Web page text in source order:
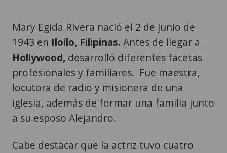
Mary Egida Rivera nació el 2 de junio de
1943 en Iloilo, Filipinas. Antes de llegar a
Hollywood, desarrolló diferentes facetas
profesionales y familiares. Fue maestra,
locutora de radio y misionera de una
iglesia, además de formar una familia junto
a su esposo Alejandro.
Cabe destacar que la actriz tuvo cuatro